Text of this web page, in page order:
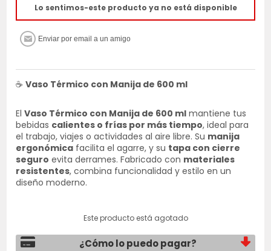
Lo sentimos-este producto ya no está disponible
☕Vaso Térmico con Manija de 600 ml
ElVaso Térmico con Manija de 600 ml mantiene tus
bebidas calientes o frías por más tiempo, ideal para
el trabajo, viajes o actividades al aire libre. Su manija
ergonómica facilita el agarre, y su tapa con cierre
seguro evita derrames. Fabricado con materiales
resistentes, combina funcionalidad y estilo en un
diseño moderno.
Este producto está agotado
¿Cómo lo puedo pagar?